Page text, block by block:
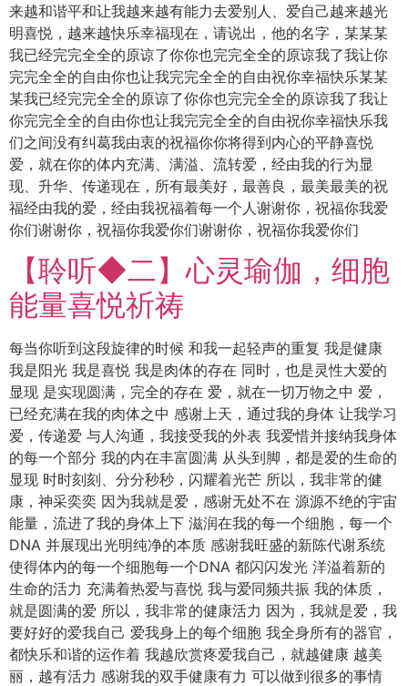
来越和谐平和让我越来越有能力去爱别人、爱自己越来越光
明喜悦，越来越快乐幸福现在，请说出，他的名字，某某某
我已经完完全全的原谅了你你也完完全全的原谅我了我让你
完完全全的自由你也让我完完全全的自由祝你幸福快乐某某
某我已经完完全全的原谅了你你也完完全全的原谅我了我让
你完完全全的自由你也让我完完全全的自由祝你幸福快乐我
们之间没有纠葛我由衷的祝福你你将得到内心的平静喜悦
爱，就在你的体内充满、满溢、流转爱，经由我的行为显
现、升华、传递现在，所有最美好，最善良，最美最美的祝
福经由我的爱，经由我祝福着每一个人谢谢你，祝福你我爱
你们谢谢你，祝福你我爱你们谢谢你，祝福你我爱你们
【聆听◆二】心灵瑜伽，细胞
能量喜悦祈祷
每当你听到这段旋律的时候 和我一起轻声的重复 我是健康
我是阳光 我是喜悦 我是肉体的存在 同时，也是灵性大爱的
显现 是实现圆满，完全的存在 爱，就在一切万物之中 爱，
已经充满在我的肉体之中 感谢上天，通过我的身体 让我学习
爱，传递爱 与人沟通，我接受我的外表 我爱惜并接纳我身体
的每一个部分 我的内在丰富圆满 从头到脚，都是爱的生命的
显现 时时刻刻、分分秒秒，闪耀着光芒 所以，我非常的健
康，神采奕奕 因为我就是爱，感谢无处不在 源源不绝的宇宙
能量，流进了我的身体上下 滋润在我的每一个细胞，每一个
DNA 并展现出光明纯净的本质 感谢我旺盛的新陈代谢系统
使得体内的每一个细胞每一个DNA 都闪闪发光 洋溢着新的
生命的活力 充满着热爱与喜悦 我与爱同频共振 我的体质，
就是圆满的爱 所以，我非常的健康活力 因为，我就是爱，我
要好好的爱我自己 爱我身上的每个细胞 我全身所有的器官，
都快乐和谐的运作着 我越欣赏疼爱我自己，就越健康 越美
丽，越有活力 感谢我的双手健康有力 可以做到很多的事情